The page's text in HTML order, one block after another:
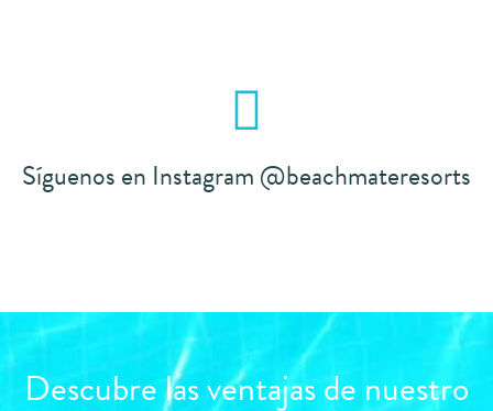
Síguenos en Instagram @beachmateresorts
Descubre las ventajas de nuestro